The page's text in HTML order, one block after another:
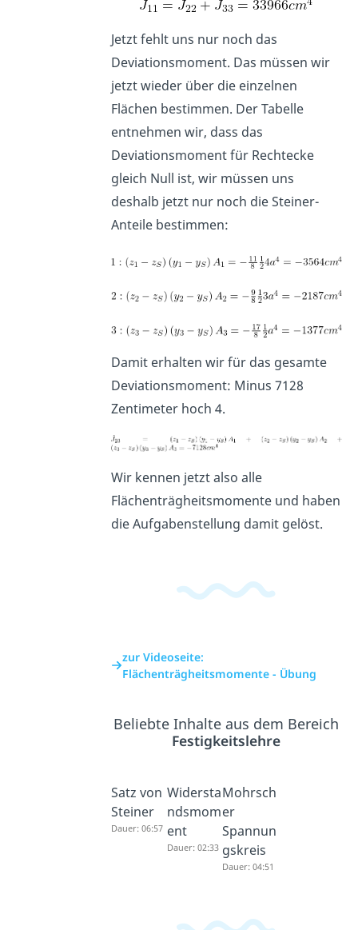
Jetzt fehlt uns nur noch das
Deviationsmoment. Das müssen wir
jetzt wieder über die einzelnen
Flächen bestimmen. Der Tabelle
entnehmen wir, dass das
Deviationsmoment für Rechtecke
gleich Null ist, wir müssen uns
deshalb jetzt nur noch die Steiner-
Anteile bestimmen:
Damit erhalten wir für das gesamte
Deviationsmoment: Minus 7128
Zentimeter hoch 4.
Wir kennen jetzt also alle
Flächenträgheitsmomente und haben
die Aufgabenstellung damit gelöst.
zur Videoseite:
Flächenträgheitsmomente - Übung
Beliebte Inhalte aus dem Bereich
Festigkeitslehre
Satz von
Steiner
Dauer: 06:57
Widersta
ndsmom
ent
Dauer: 02:33
Mohrsch
er
Spannun
gskreis
Dauer: 04:51